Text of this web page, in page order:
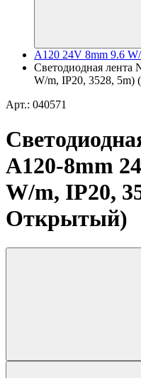
A120 24V 8mm 9.6
Светодиодная лента
W/m, IP20, 3528,
Арт.: 040571
A120-8mm
W/m, IP20,
Открытый)